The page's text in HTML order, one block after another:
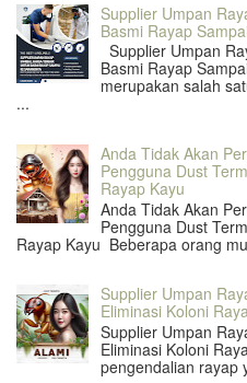
Supplier Umpan
Basmi Rayap
Supplier Umpan
Basmi Rayap
merupakan salah
...
Anda Tidak Akan
Pengguna Dust
Rayap Kayu
Anda Tidak Akan
Pengguna Dust
Rayap Kayu Beberapa orang
Supplier Umpan
Eliminasi Koloni
Supplier Umpan
Eliminasi Koloni
pengendalian rayap